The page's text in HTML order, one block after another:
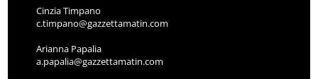
Cinzia Timpano
c.timpano@gazzettamatin.com
Arianna Papalia
a.papalia@gazzettamatin.com